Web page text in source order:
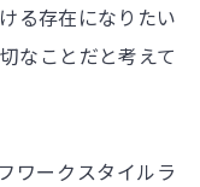
る存在になりたい
なことだと考えて
ワークスタイルラ